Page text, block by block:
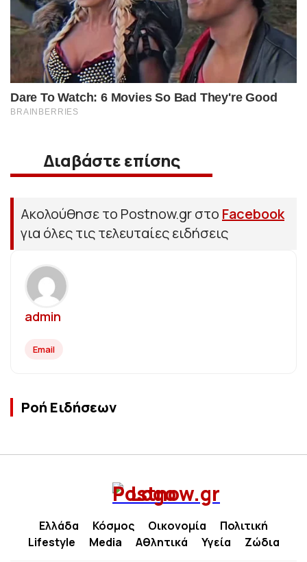
Διαβάστε επίσης
Ακολούθησε το Postnow.gr στο Facebook
για όλες τις τελευταίες ειδήσεις
admin
Email
Ροή Ειδήσεων
Ελλάδα Κόσμος Οικονομία
Πολιτική
Lifestyle
Media Αθλητικά Υγεία Ζώδια